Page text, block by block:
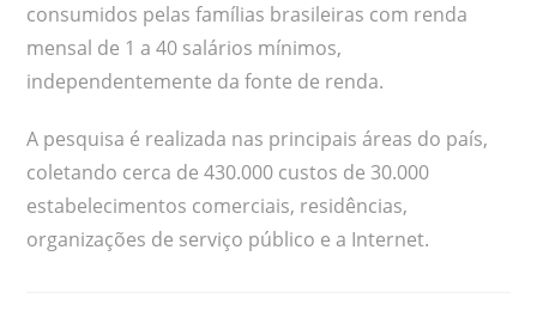
consumidos pelas famílias brasileiras com renda
mensal de 1 a 40 salários mínimos,
independentemente da fonte de renda.
A pesquisa é realizada nas principais áreas do país,
coletando cerca de 430.000 custos de 30.000
estabelecimentos comerciais, residências,
organizações de serviço público e a Internet.